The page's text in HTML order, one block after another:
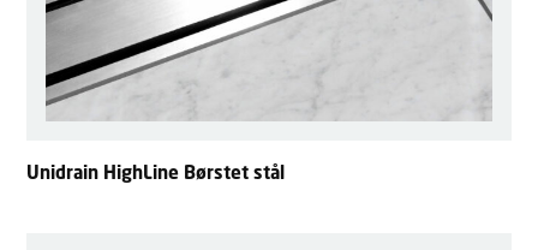
Unidrain HighLine Børstet stål